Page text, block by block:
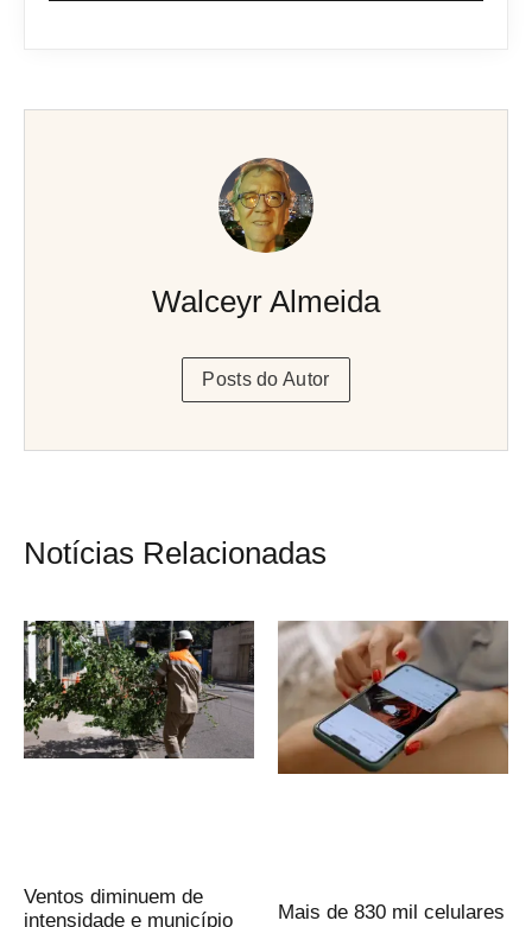
Walceyr Almeida
Posts do Autor
Notícias Relacionadas
Ventos diminuem de
intensidade e município
Mais de 830 mil celulares